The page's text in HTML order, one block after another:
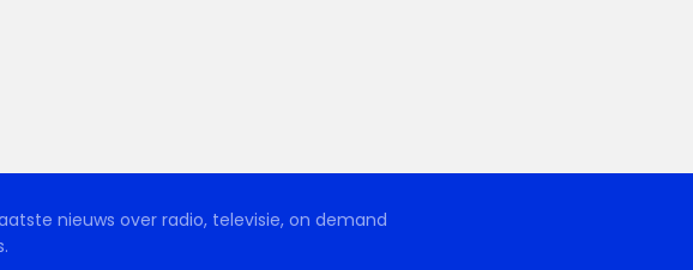
nieuws over radio, televisie, on demand